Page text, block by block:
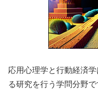
応用心理学と行動経済
る研究を行う学問分野